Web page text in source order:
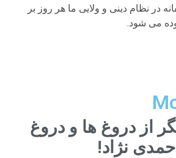
در نظام دینی و ولایی ما هر روز بر
می شود.
از دروغ ها و دروغ
نژاد!